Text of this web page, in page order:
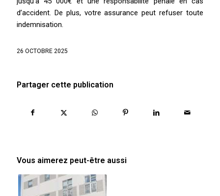
d’accident. De plus, votre assurance peut refuser toute
indemnisation.
26 OCTOBRE 2025
Partager cette publication
Vous aimerez peut-être aussi